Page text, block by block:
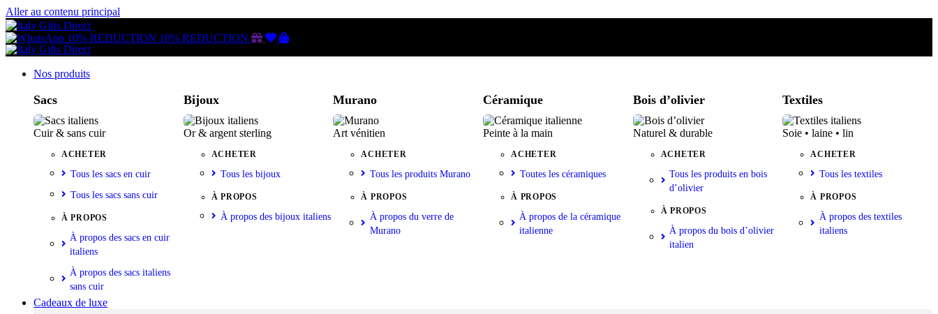
Aller au contenu principal
10% REDUCTION 10% REDUCTION Gutscheine
Wunschliste
Warenkorb
Nos produits
Sacs
Cuir & sans cuir
ACHETER
Tous les sacs en cuir
Tous les sacs sans cuir
À PROPOS
À propos des sacs en cuir
italiens
À propos des sacs italiens
sans cuir
Bijoux
Or & argent sterling
ACHETER
Tous les bijoux
À PROPOS
À propos des bijoux italiens
Murano
Art vénitien
ACHETER
Tous les produits Murano
À PROPOS
À propos du verre de
Murano
Céramique
Peinte à la main
ACHETER
Toutes les céramiques
À PROPOS
À propos de la céramique
italienne
Bois d’olivier
Naturel & durable
ACHETER
Tous les produits en bois
d’olivier
À PROPOS
À propos du bois d’olivier
italien
Textiles
Soie • laine • lin
ACHETER
Tous les textiles
À PROPOS
À propos des textiles
italiens
Cadeaux de luxe